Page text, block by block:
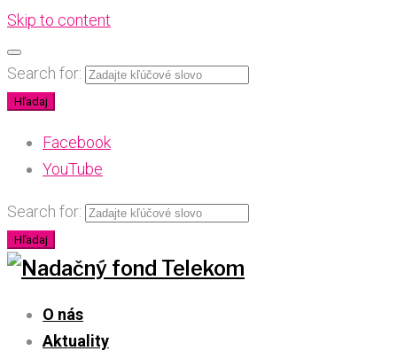
Skip to content
Search for:
Hľadaj
Facebook
YouTube
Search for:
Hľadaj
O nás
Aktuality